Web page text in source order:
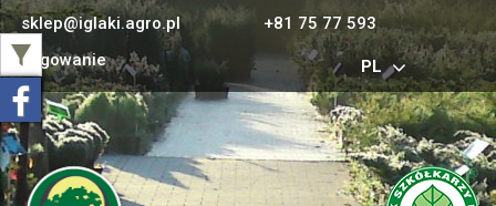
sklep@iglaki.agro.pl
+81 75 77 593
Logowanie
PL